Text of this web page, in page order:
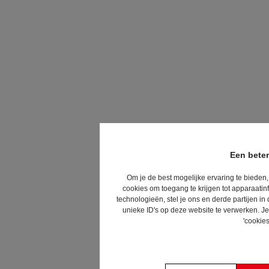
Een
Om je de best mogelijke ervaring te
cookies om toegang te krijgen tot
technologieën, stel je ons en derde partijen
unieke ID's op deze website te verwerken.